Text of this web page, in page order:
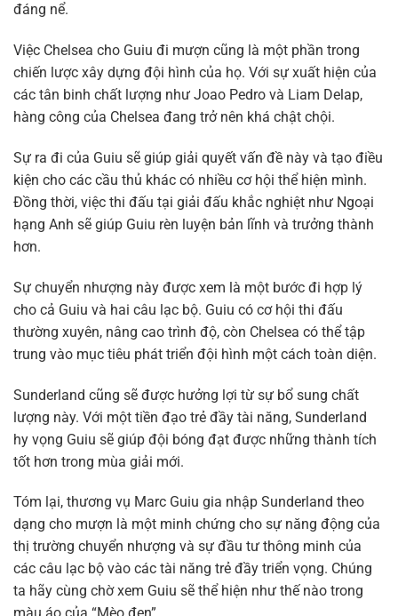
đáng nể.
Việc Chelsea cho Guiu đi mượn cũng là một phần trong
chiến lược xây dựng đội hình của họ. Với sự xuất hiện của
các tân binh chất lượng như Joao Pedro và Liam Delap,
hàng công của Chelsea đang trở nên khá chật chội.
Sự ra đi của Guiu sẽ giúp giải quyết vấn đề này và tạo điều
kiện cho các cầu thủ khác có nhiều cơ hội thể hiện mình.
Đồng thời, việc thi đấu tại giải đấu khắc nghiệt như Ngoại
hạng Anh sẽ giúp Guiu rèn luyện bản lĩnh và trưởng thành
hơn.
Sự chuyển nhượng này được xem là một bước đi hợp lý
cho cả Guiu và hai câu lạc bộ. Guiu có cơ hội thi đấu
thường xuyên, nâng cao trình độ, còn Chelsea có thể tập
trung vào mục tiêu phát triển đội hình một cách toàn diện.
Sunderland cũng sẽ được hưởng lợi từ sự bổ sung chất
lượng này. Với một tiền đạo trẻ đầy tài năng, Sunderland
hy vọng Guiu sẽ giúp đội bóng đạt được những thành tích
tốt hơn trong mùa giải mới.
Tóm lại, thương vụ Marc Guiu gia nhập Sunderland theo
dạng cho mượn là một minh chứng cho sự năng động của
thị trường chuyển nhượng và sự đầu tư thông minh của
các câu lạc bộ vào các tài năng trẻ đầy triển vọng. Chúng
ta hãy cùng chờ xem Guiu sẽ thể hiện như thế nào trong